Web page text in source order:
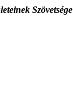
Szövetsége